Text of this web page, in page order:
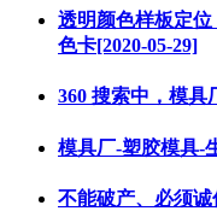
透明颜色样板定
色卡[2020-05-29]
360 搜索中，模具
模具厂-塑胶模具-
不能破产、必须